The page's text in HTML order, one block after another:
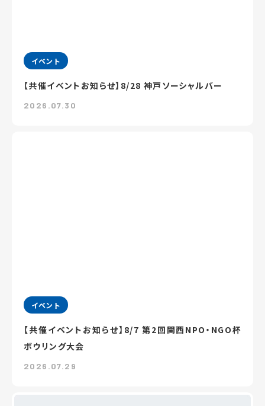
イベント
【共催イベントお知らせ】8/28 神戸ソーシャルバー
2026.07.30
イベント
【共催イベントお知らせ】8/7 第2回関西NPO・NGO杯
ボウリング大会
2026.07.29